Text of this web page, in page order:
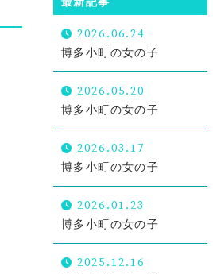
2026.06.24
博多小町の女の子
2026.05.20
博多小町の女の子
2026.03.17
博多小町の女の子
2026.01.23
博多小町の女の子
2025.12.16